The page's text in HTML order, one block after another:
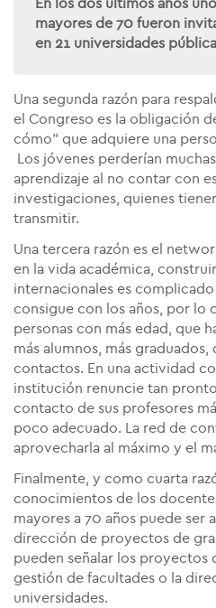
En los dos últimos años
mayores de 70 fueron
en 21 universidades
Una segunda razón para
el Congreso es la obligación
cómo" que adquiere una
Los jóvenes perderían
aprendizaje al no contar con
investigaciones, quienes
transmitir.
Una tercera razón es el
en la vida académica,
internacionales es
consigue con los años, por lo
personas con más edad, que
más alumnos, más graduados,
contactos. En una actividad
institución renuncie tan
contacto de sus profesores
poco adecuado. La red de
aprovecharla al máximo y el
Finalmente, y como cuarta
conocimientos de los
mayores a 70 años puede ser
dirección de proyectos de
pueden señalar los proyectos
gestión de facultades o la
universidades.